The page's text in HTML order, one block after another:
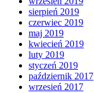
sierpień 2019
czerwiec 2019
maj 2019
kwiecień 2019
luty 2019
styczeń 2019
październik 2017
wrzesień 2017